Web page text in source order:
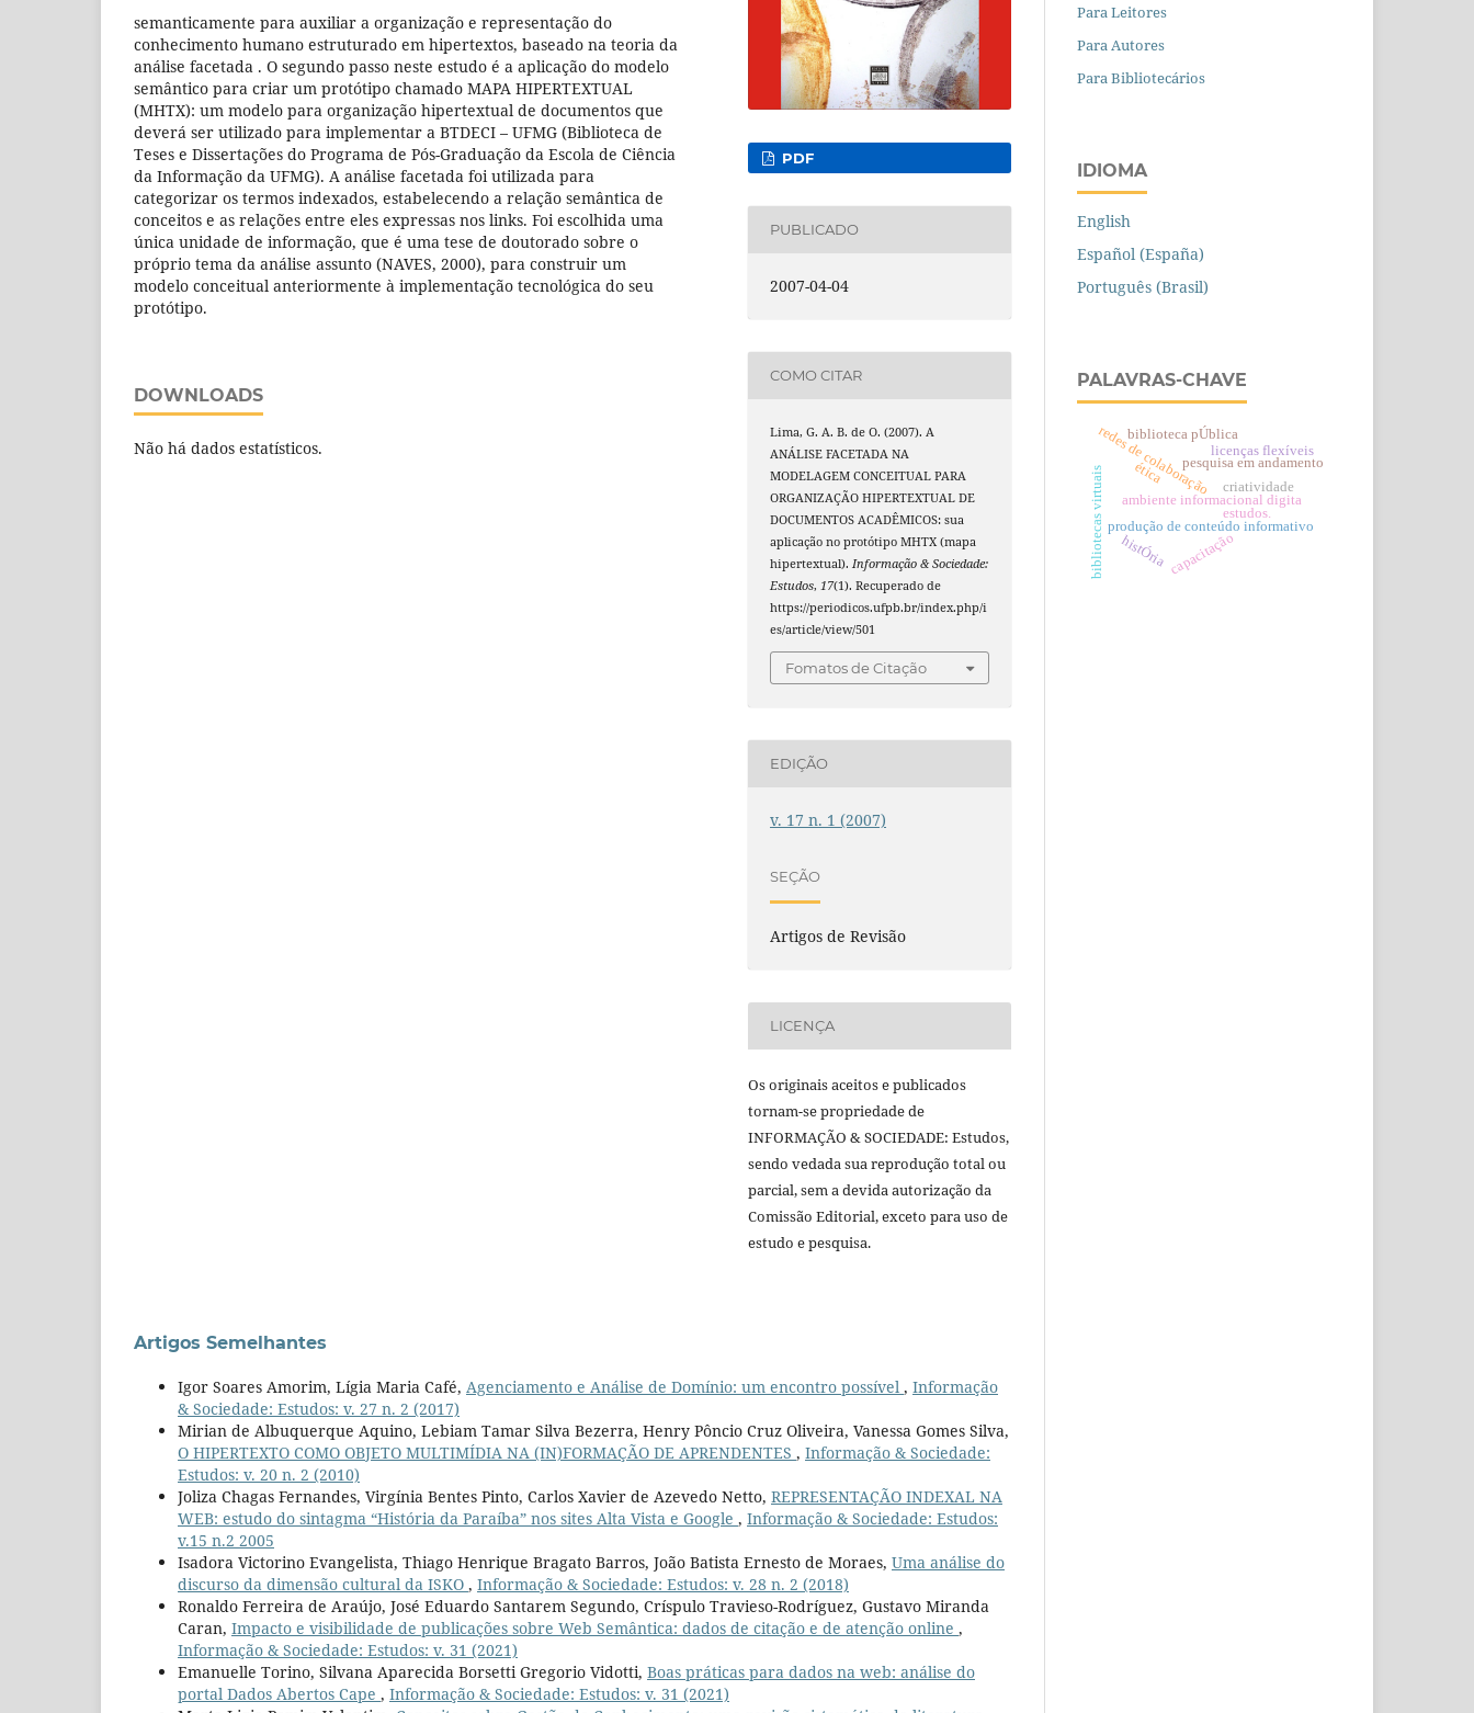
semanticamente para auxiliar a organização e representação do
conhecimento humano estruturado em hipertextos, baseado na teoria da
análise facetada . O segundo passo neste estudo é a aplicação do modelo
semântico para criar um protótipo chamado MAPA HIPERTEXTUAL
(MHTX): um modelo para organização hipertextual de documentos que
deverá ser utilizado para implementar a BTDECI – UFMG (Biblioteca de
Teses e Dissertações do Programa de Pós-Graduação da Escola de Ciência
da Informação da UFMG). A análise facetada foi utilizada para
categorizar os termos indexados, estabelecendo a relação semântica de
conceitos e as relações entre eles expressas nos links. Foi escolhida uma
única unidade de informação, que é uma tese de doutorado sobre o
próprio tema da análise assunto (NAVES, 2000), para construir um
modelo conceitual anteriormente à implementação tecnológica do seu
protótipo.
DOWNLOADS
Não há dados estatísticos.
PDF
PUBLICADO
2007-04-04
COMO CITAR
Lima, G. A. B. de O. (2007). A
ANÁLISE FACETADA NA
MODELAGEM CONCEITUAL PARA
ORGANIZAÇÃO HIPERTEXTUAL DE
DOCUMENTOS ACADÊMICOS: sua
aplicação no protótipo MHTX (mapa
hipertextual).Informação & Sociedade:
Estudos,17(1). Recuperado de
https://periodicos.ufpb.br/index.php/i
es/article/view/501
Fomatos de Citação
EDIÇÃO
v. 17 n. 1 (2007)
SEÇÃO
Artigos de Revisão
LICENÇA
Os originais aceitos e publicados
tornam-se propriedade de
INFORMAÇÃO & SOCIEDADE: Estudos,
sendo vedada sua reprodução total ou
parcial, sem a devida autorização da
Comissão Editorial, exceto para uso de
estudo e pesquisa.
Artigos Semelhantes
Igor Soares Amorim, Lígia Maria Café, Agenciamento e Análise de Domínio: um encontro possível , Informação
& Sociedade: Estudos: v. 27 n. 2 (2017)
Mirian de Albuquerque Aquino, Lebiam Tamar Silva Bezerra, Henry Pôncio Cruz Oliveira, Vanessa Gomes Silva,
O HIPERTEXTO COMO OBJETO MULTIMÍDIA NA (IN)FORMAÇÃO DE APRENDENTES , Informação & Sociedade:
Estudos: v. 20 n. 2 (2010)
Joliza Chagas Fernandes, Virgínia Bentes Pinto, Carlos Xavier de Azevedo Netto, REPRESENTAÇÃO INDEXAL NA
WEB: estudo do sintagma “História da Paraíba” nos sites Alta Vista e Google , Informação & Sociedade: Estudos:
v.15 n.2 2005
Isadora Victorino Evangelista, Thiago Henrique Bragato Barros, João Batista Ernesto de Moraes, Uma análise do
discurso da dimensão cultural da ISKO , Informação & Sociedade: Estudos: v. 28 n. 2 (2018)
Ronaldo Ferreira de Araújo, José Eduardo Santarem Segundo, Críspulo Travieso-Rodríguez, Gustavo Miranda
Caran, Impacto e visibilidade de publicações sobre Web Semântica: dados de citação e de atenção online ,
Informação & Sociedade: Estudos: v. 31 (2021)
Emanuelle Torino, Silvana Aparecida Borsetti Gregorio Vidotti, Boas práticas para dados na web: análise do
portal Dados Abertos Cape , Informação & Sociedade: Estudos: v. 31 (2021)
Para Leitores
Para Autores
Para Bibliotecários
IDIOMA
English
Español (España)
Português (Brasil)
PALAVRAS-CHAVE
redes de colaboraçãopesquisa em andamento
estudos.
produção de conteúdo informativo
bibliotecas virtuais ambiente informacional digita
licenças flexíveis
criatividade
histÓria capacitação
biblioteca pÚblica
ética